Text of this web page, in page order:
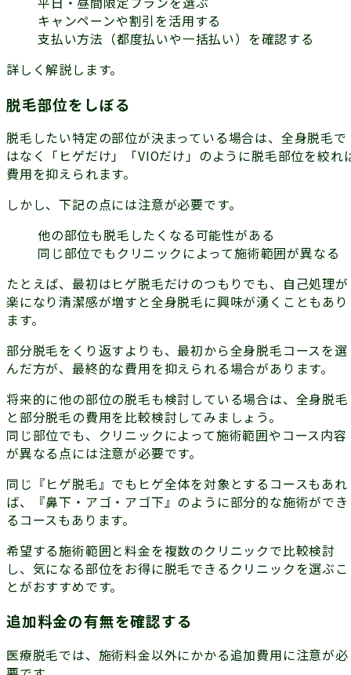
キャンペーンや割引を活用する
支払い方法（都度払いや一括払い）を確認する
詳しく解説します。
脱毛部位をしぼる
脱毛したい特定の部位が決まっている場合は、全身脱毛で
はなく「ヒゲだけ」「VIOだけ」のように脱毛部位を絞れ
費用を抑えられます。
しかし、下記の点には注意が必要です。
他の部位も脱毛したくなる可能性がある
同じ部位でもクリニックによって施術範囲が異なる
たとえば、最初はヒゲ脱毛だけのつもりでも、自己処理が
楽になり清潔感が増すと全身脱毛に興味が湧くこともあり
ます。
部分脱毛をくり返すよりも、最初から全身脱毛コースを選
んだ方が、最終的な費用を抑えられる場合があります。
将来的に他の部位の脱毛も検討している場合は、全身脱毛
と部分脱毛の費用を比較検討してみましょう。
同じ部位でも、クリニックによって施術範囲やコース内容
が異なる点には注意が必要です。
同じ『ヒゲ脱毛』でもヒゲ全体を対象とするコースもあれ
ば、『鼻下・アゴ・アゴ下』のように部分的な施術ができ
るコースもあります。
希望する施術範囲と料金を複数のクリニックで比較検討
し、気になる部位をお得に脱毛できるクリニックを選ぶこ
とがおすすめです。
追加料金の有無を確認する
医療脱毛では、施術料金以外にかかる追加費用に注意が必